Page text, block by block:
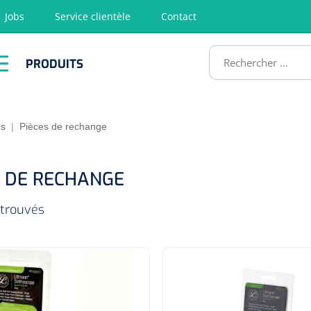
Jobs Service clientèle Contact
PRODUITS
| Pièces de rechange
DE RECHANGE